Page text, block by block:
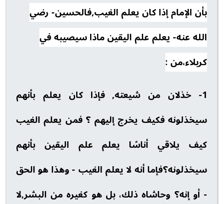
بأن الإمام إذا كان يعلم الغيب,فالحسين- رضي
الله عنه- يعلم علم اليقين ماذا سيصيبه في
كربلاء،من :
1- خذلان من شيعته, فإذا كان يعلم بأنهم
سيخذلونه فكيف يخرج إليهم ؟ فمن يعلم الغيب
كيف يلاقي أناسًا يعلم علم اليقين بأنهم
سيخذلونه؟فإما أنه لا يعلم الغيب - وهذا هو الحق
- أو إنه؟ وحاشاه ذلك، بل هو كغيره من البشر,لا